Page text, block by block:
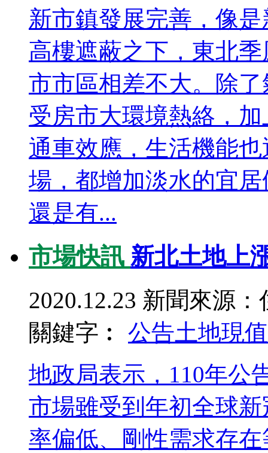
新市鎮發展完善，像
高樓遮蔽之下，東北
市市區相差不大。除
受房市大環境熱絡，
通車效應，生活機能
場，都增加淡水的宜
還是有...
市場快訊 新北土地上
2020.12.23 新聞來源：
關鍵字︰ 公告土地現值
地政局表示，110年公
市場雖受到年初全球
率偏低、剛性需求存